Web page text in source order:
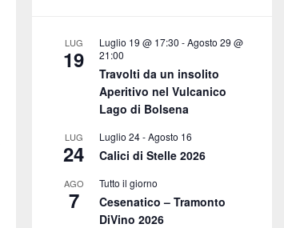
C
LUG
19
Luglio 19 @ 17:30 -Agosto 29 @
21:00
Travolti da un insolito
Aperitivo nel Vulcanico
Lago di Bolsena
LUG
24
Luglio 24-Agosto 16
Calici di Stelle 2026
AGO
7
Tutto il giorno
Cesenatico – Tramonto
DiVino 2026